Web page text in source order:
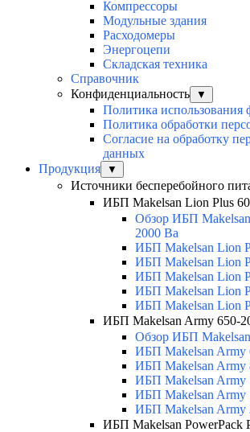
Компрессоры
Модульные здания
Расходомеры
Энергоцепи
Складская техника
Справочник
Конфиденциальность
▼
Политика использования
Политика обработки
Согласие на обработку
данных
Продукция
▼
Источники бесперебойного
ИБП Makelsan Lion Plus
Обзор ИБП
2000 Вa
ИБП Makelsan Lion
ИБП Makelsan Lion
ИБП Makelsan Lion
ИБП Makelsan Lion
ИБП Makelsan Lion
ИБП Makelsan Army 650-
Обзор ИБП
ИБП Makelsan Army
ИБП Makelsan Army
ИБП Makelsan Army
ИБП Makelsan Army
ИБП Makelsan Army
ИБП Makelsan PowerPack